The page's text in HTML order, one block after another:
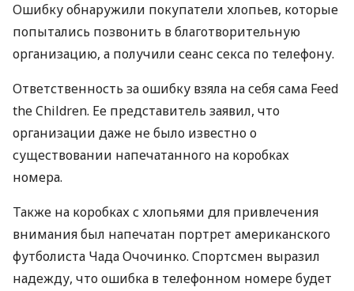
Ошибку обнаружили покупатели хлопьев, которые
попытались позвонить в благотворительную
организацию, а получили сеанс секса по телефону.
Ответственность за ошибку взяла на себя сама Feed
the Children. Ее представитель заявил, что
организации даже не было известно о
существовании напечатанного на коробках
номера.
Также на коробках с хлопьями для привлечения
внимания был напечатан портрет американского
футболиста Чада Очочинко. Спортсмен выразил
надежду, что ошибка в телефонном номере будет